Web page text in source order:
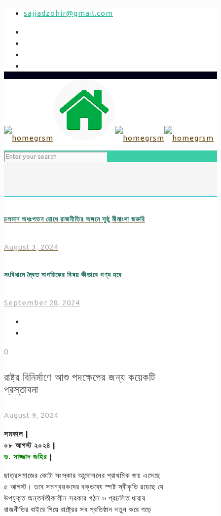
sajjadzohir@gmail.com
চলমান অধঃপতন রোধে রাজনীতির অঙ্গনে সুষ্ঠু মীমাংসা জরুরি
August 3, 2024
সংবিধানে দ্বৈত নাগরিকের বিষয় কীভাবে গণ্য হবে
September 28, 2024
0
রাষ্ট্র বিনির্মাণে আশু পদক্ষেপের জন্য কয়েকটি
প্রস্তাবনা
August 9, 2024
সমকাল |
০৮ আগস্ট ২০২৪ |
ড. সাজ্জাদ জহির |
ছাত্রসমাজের কোটা সংস্কার আন্দোলনের প্রাথমিক জয় এসেছে
৫ আগস্ট। তবে সমন্বয়কদের বক্তব্যে স্পষ্ট স্বীকৃতি রয়েছে যে
উপযুক্ত অন্তর্বর্তীকালীন সরকার গঠন ও প্রচলিত ধারার
রাজনীতির বাইরে গিয়ে রাষ্ট্রের সব প্রতিষ্ঠান নতুন করে গড়ে